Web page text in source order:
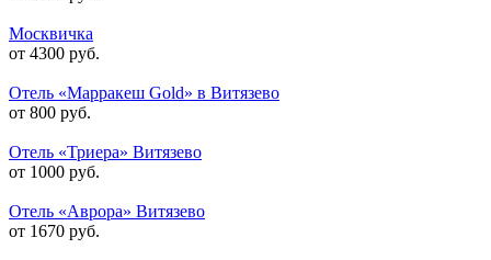
Москвичка
от 4300 руб.
Отель «Марракеш Gold» в Витязево
от 800 руб.
Отель «Триера» Витязево
от 1000 руб.
Отель «Аврора» Витязево
от 1670 руб.